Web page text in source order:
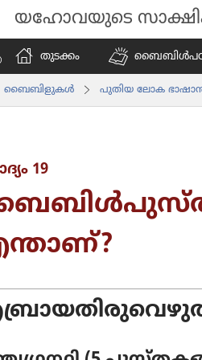
യഹോവയുടെ
തുടക്കം
ബൈബിളുകൾ പുതിയ ലോക
19